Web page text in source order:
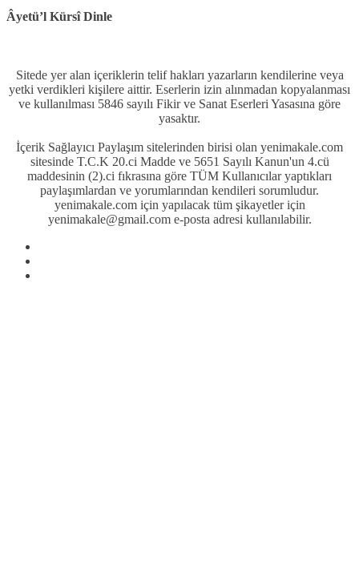
Âyetü’l Kürsî Dinle
Sitede yer alan içeriklerin telif hakları yazarların kendilerine veya
yetki verdikleri kişilere aittir. Eserlerin izin alınmadan kopyalanması
ve kullanılması 5846 sayılı Fikir ve Sanat Eserleri Yasasına göre
yasaktır.
İçerik Sağlayıcı Paylaşım sitelerinden birisi olan yenimakale.com
sitesinde T.C.K 20.ci Madde ve 5651 Sayılı Kanun'un 4.cü
maddesinin (2).ci fıkrasına göre TÜM Kullanıcılar yaptıkları
paylaşımlardan ve yorumlarından kendileri sorumludur.
yenimakale.com için yapılacak tüm şikayetler için
yenimakale@gmail.com e-posta adresi kullanılabilir.